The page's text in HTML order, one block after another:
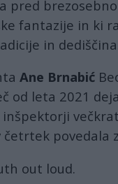
pred
fantazije in ki
in
Ane Brnabić
od leta 2021
inšpektorji
povedala
out loud.